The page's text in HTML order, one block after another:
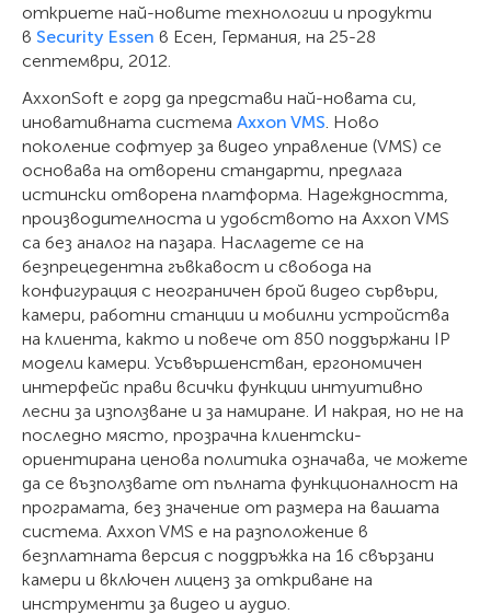
откриете най-новите технологии и продукти
в Security Essen в Есен, Германия, на 25-28
септември, 2012.
AxxonSoft е горд да представи най-новата си,
иновативната система Axxon VMS. Ново
поколение софтуер за видео управление (VMS) се
основава на отворени стандарти, предлага
истински отворена платформа. Надеждността,
производителноста и удобството на Axxon VMS
са без аналог на пазара. Насладете се на
безпрецедентна гъвкавост и свобода на
конфигурация с неограничен брой видео сървъри,
камери, работни станции и мобилни устройства
на клиента, както и повече от 850 поддържани IP
модели камери. Усъвършенстван, ергономичен
интерфейс прави всички функции интуитивно
лесни за използване и за намиране. И накрая, но не на
последно място, прозрачна клиентски-
ориентирана ценова политика означава, че можете
да се възползвате от пълната функционалност на
програмата, без значение от размера на вашата
система. Axxon VMS е на разположение в
безплатната версия с поддръжка на 16 свързани
камери и включен лиценз за откриване на
инструменти за видео и аудио.